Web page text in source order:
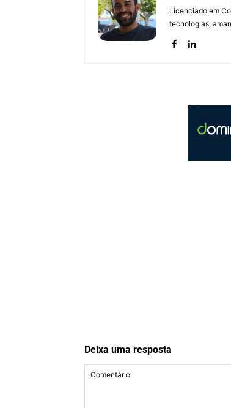
Licenciado em
tecnologias,
Deixa uma resposta